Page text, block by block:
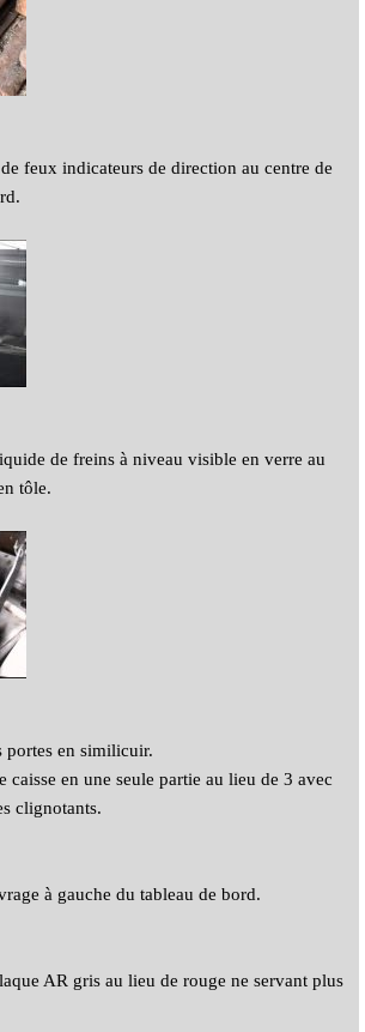
feux indicateurs de direction au centre de
de freins à niveau visible en verre au
tôle.
portes en similicuir.
caisse en une seule partie au lieu de 3 avec
clignotants.
à gauche du tableau de bord.
AR gris au lieu de rouge ne servant plus